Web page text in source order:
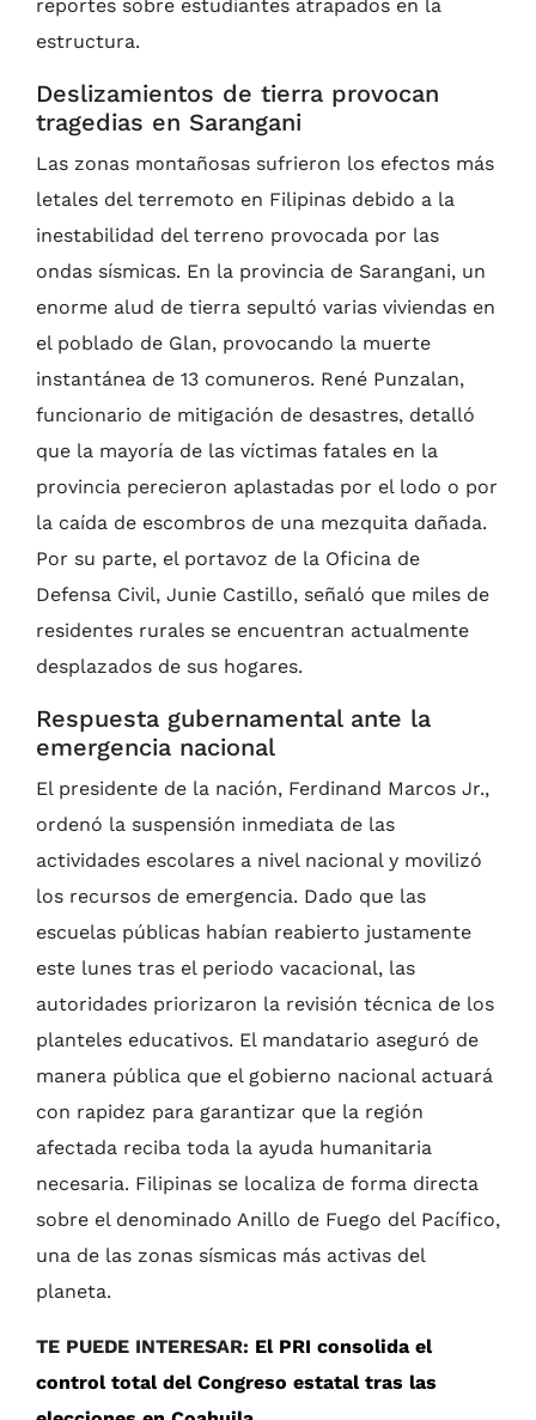
reportes sobre estudiantes atrapados en la
estructura.
Deslizamientos de tierra provocan
tragedias en Sarangani
Las zonas montañosas sufrieron los efectos más
letales del terremoto en Filipinas debido a la
inestabilidad del terreno provocada por las
ondas sísmicas. En la provincia de Sarangani, un
enorme alud de tierra sepultó varias viviendas en
el poblado de Glan, provocando la muerte
instantánea de 13 comuneros. René Punzalan,
funcionario de mitigación de desastres, detalló
que la mayoría de las víctimas fatales en la
provincia perecieron aplastadas por el lodo o por
la caída de escombros de una mezquita dañada.
Por su parte, el portavoz de la Oficina de
Defensa Civil, Junie Castillo, señaló que miles de
residentes rurales se encuentran actualmente
desplazados de sus hogares.
Respuesta gubernamental ante la
emergencia nacional
El presidente de la nación, Ferdinand Marcos Jr.,
ordenó la suspensión inmediata de las
actividades escolares a nivel nacional y movilizó
los recursos de emergencia. Dado que las
escuelas públicas habían reabierto justamente
este lunes tras el periodo vacacional, las
autoridades priorizaron la revisión técnica de los
planteles educativos. El mandatario aseguró de
manera pública que el gobierno nacional actuará
con rapidez para garantizar que la región
afectada reciba toda la ayuda humanitaria
necesaria. Filipinas se localiza de forma directa
sobre el denominado Anillo de Fuego del Pacífico,
una de las zonas sísmicas más activas del
planeta.
TE PUEDE INTERESAR: El PRI consolida el
control total del Congreso estatal tras las